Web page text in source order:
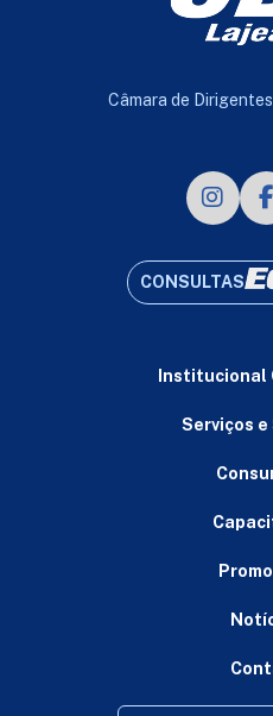
Câmara de
CONSULTAS
Institucional
Serviços